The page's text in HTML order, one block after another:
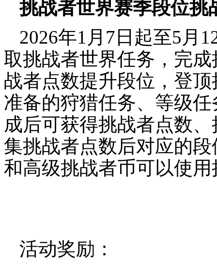
挑战者世界赛季段位挑
2026年1月7日起至5月
取挑战者世界任务，完
战者点数提升段位，登
准备的狩猎任务、等级
成后可获得挑战者点数
集挑战者点数后对应的
和高级挑战者币可以使
活动奖励：